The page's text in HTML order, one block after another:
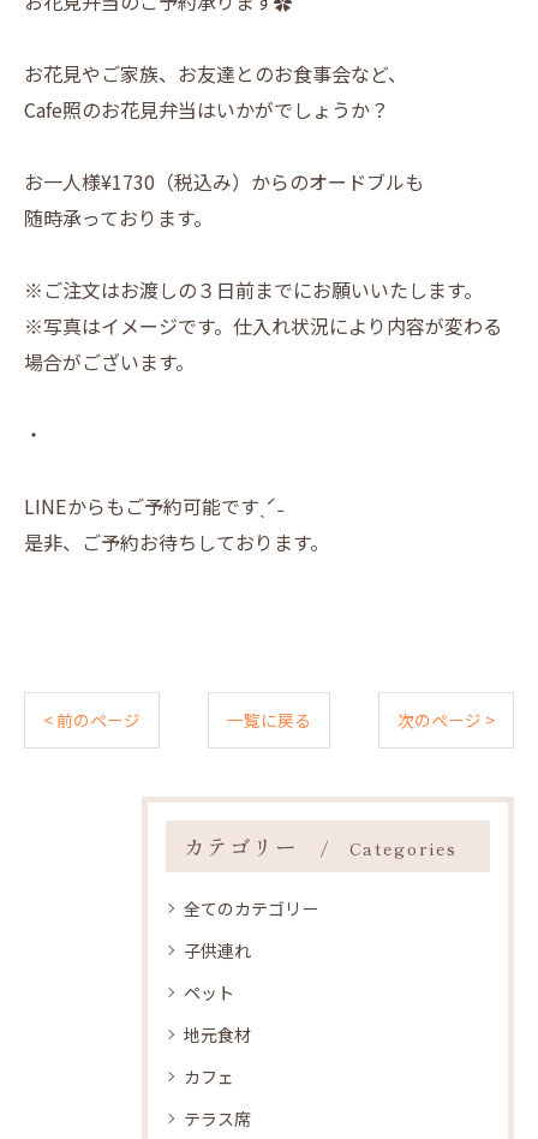
お花見やご家族、お友達とのお食事会など、
Cafe照のお花見弁当はいかがでしょうか？
お一人様¥1730（税込み）からのオードブルも
随時承っております。
※ご注文はお渡しの３日前までにお願いいたします。
※写真はイメージです。仕入れ状況により内容が変わる
場合がございます。
・
LINEからもご予約可能ですˎˊ˗
是非、ご予約お待ちしております。
< 前のページ 一覧に戻る 次のページ >
カテゴリー Categories
全てのカテゴリー
子供連れ
ペット
地元食材
カフェ
テラス席